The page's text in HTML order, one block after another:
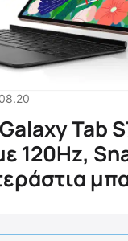
Tab
120Hz,